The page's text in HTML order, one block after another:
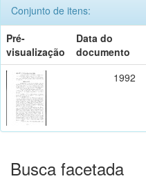
Conjunto de itens:
Pré-
visualização
Data do
documento
1992
Busca facetada